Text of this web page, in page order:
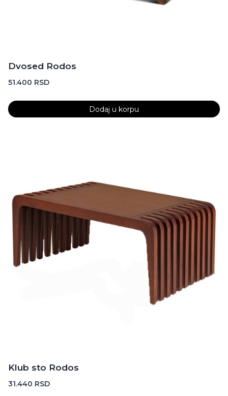
Dvosed Rodos
51.400 RSD
Dodaj u korpu
Klub sto Rodos
31.440 RSD